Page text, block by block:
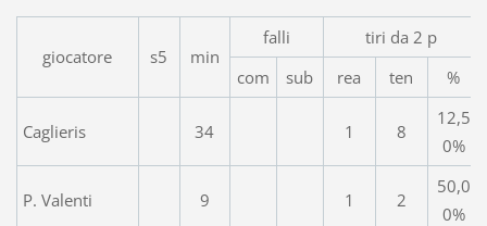
giocatore s5 min
falli
tiri da 2 p
com
sub rea ten %
Caglieris 34 1 8
12,5
0%
P. Valenti 9 1 2
50,0
0%